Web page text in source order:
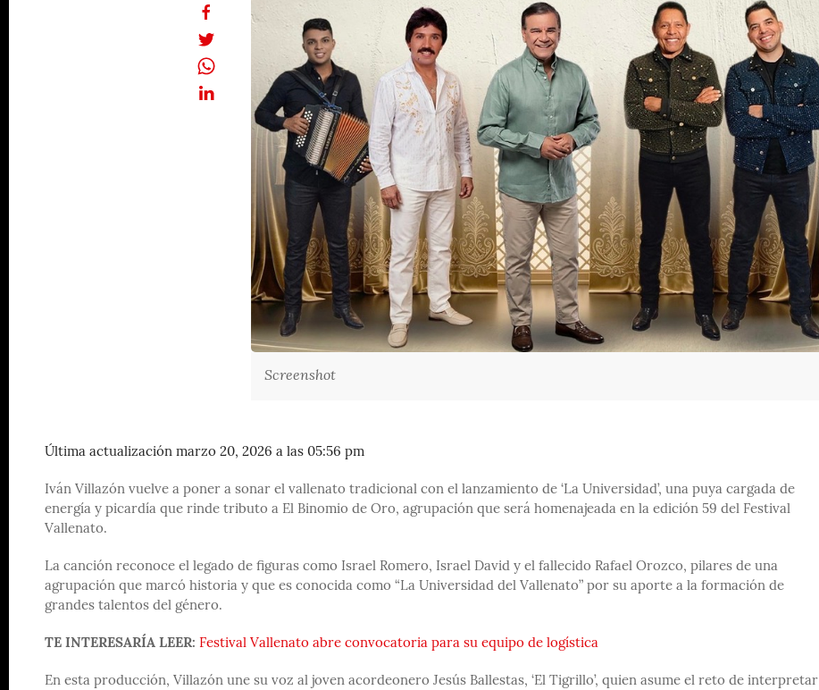
Screenshot
Última actualización marzo 20, 2026 a las 05:56 pm
Iván Villazón vuelve a poner a sonar el vallenato tradicional con el lanzamiento de ‘La Universidad’, una puya cargada de
energía y picardía que rinde tributo a El Binomio de Oro, agrupación que será homenajeada en la edición 59 del Festival
Vallenato.
La canción reconoce el legado de figuras como Israel Romero, Israel David y el fallecido Rafael Orozco, pilares de una
agrupación que marcó historia y que es conocida como “La Universidad del Vallenato” por su aporte a la formación de
grandes talentos del género.
TE INTERESARÍA LEER: Festival Vallenato abre convocatoria para su equipo de logística
En esta producción, Villazón une su voz al joven acordeonero Jesús Ballestas, ‘El Tigrillo’, quien asume el reto de interpretar